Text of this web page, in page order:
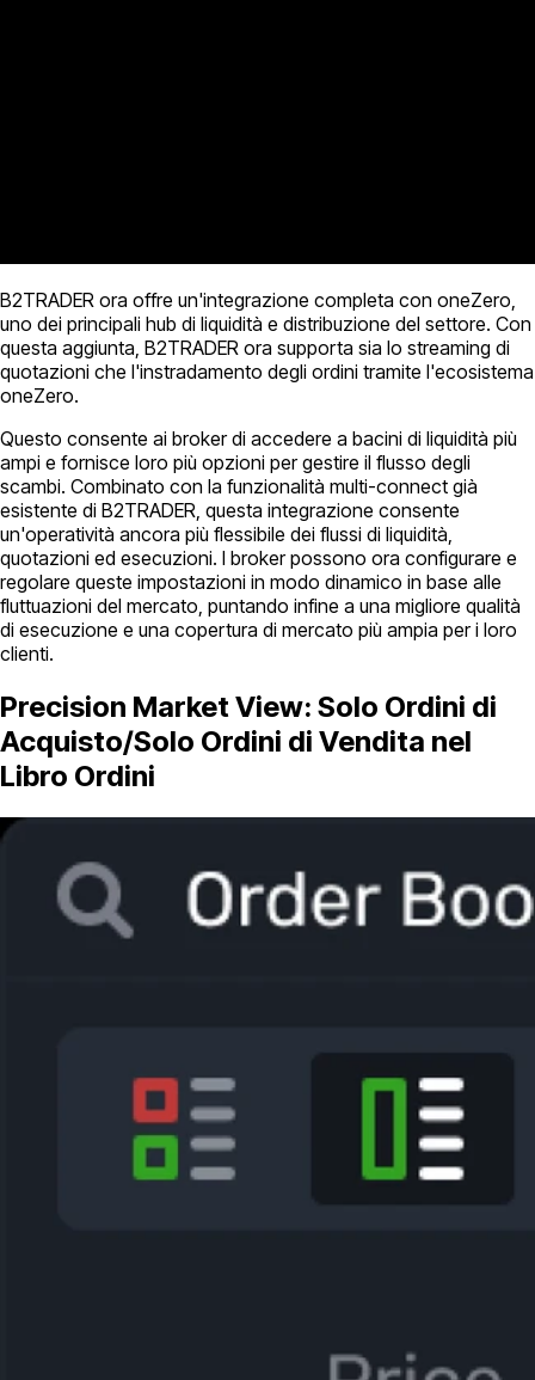
B2TRADER ora offre un'integrazione completa con oneZero,
uno dei principali hub di liquidità e distribuzione del settore. Con
questa aggiunta, B2TRADER ora supporta sia lo streaming di
quotazioni che l'instradamento degli ordini tramite l'ecosistema
oneZero.
Questo consente ai broker di accedere a bacini di liquidità più
ampi e fornisce loro più opzioni per gestire il flusso degli
scambi. Combinato con la funzionalità multi-connect già
esistente di B2TRADER, questa integrazione consente
un'operatività ancora più flessibile dei flussi di liquidità,
quotazioni ed esecuzioni. I broker possono ora configurare e
regolare queste impostazioni in modo dinamico in base alle
fluttuazioni del mercato, puntando infine a una migliore qualità
di esecuzione e una copertura di mercato più ampia per i loro
clienti.
Precision Market View: Solo Ordini di
Acquisto/Solo Ordini di Vendita nel
Libro Ordini